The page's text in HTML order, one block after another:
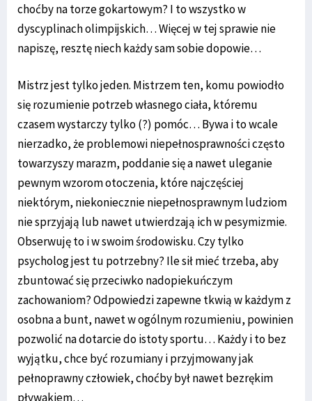
choćby na torze gokartowym? I to wszystko w
dyscyplinach olimpijskich… Więcej w tej sprawie nie
napiszę, resztę niech każdy sam sobie dopowie…
Mistrz jest tylko jeden. Mistrzem ten, komu powiodło
się rozumienie potrzeb własnego ciała, któremu
czasem wystarczy tylko (?) pomóc… Bywa i to wcale
nierzadko, że problemowi niepełnosprawności często
towarzyszy marazm, poddanie się a nawet uleganie
pewnym wzorom otoczenia, które najczęściej
niektórym, niekoniecznie niepełnosprawnym ludziom
nie sprzyjają lub nawet utwierdzają ich w pesymizmie.
Obserwuję to i w swoim środowisku. Czy tylko
psycholog jest tu potrzebny? Ile sił mieć trzeba, aby
zbuntować się przeciwko nadopiekuńczym
zachowaniom? Odpowiedzi zapewne tkwią w każdym z
osobna a bunt, nawet w ogólnym rozumieniu, powinien
pozwolić na dotarcie do istoty sportu… Każdy i to bez
wyjątku, chce być rozumiany i przyjmowany jak
pełnoprawny człowiek, choćby był nawet bezrękim
pływakiem…